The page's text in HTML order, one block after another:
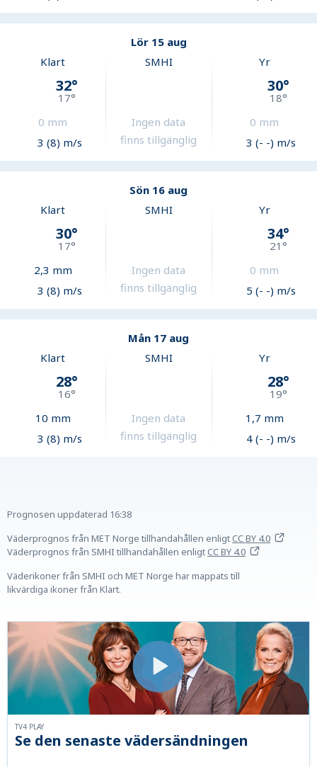
Lör 15 aug
Klart
32°
17°
0 mm
3 (8) m/s
SMHI
Ingen data
finns tillgänglig
Yr
30°
18°
0 mm
3 (- -) m/s
Sön 16 aug
Klart
30°
17°
2,3 mm
3 (8) m/s
SMHI
Ingen data
finns tillgänglig
Yr
34°
21°
0 mm
5 (- -) m/s
Mån 17 aug
Klart
28°
16°
10 mm
3 (8) m/s
SMHI
Ingen data
finns tillgänglig
Yr
28°
19°
1,7 mm
4 (- -) m/s
Prognosen uppdaterad 16:38
Väderprognos från MET Norge tillhandahållen enligtCC BY 4.0
Väderprognos från SMHI tillhandahållen enligtCC BY 4.0
Väderikoner från SMHI och MET Norge har mappats till
likvärdiga ikoner från Klart.
Se den senaste vädersändningen
TV4 PLAY